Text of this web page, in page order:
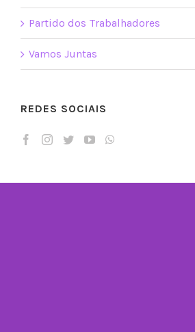
Partido dos Trabalhadores
Vamos Juntas
REDES SOCIAIS